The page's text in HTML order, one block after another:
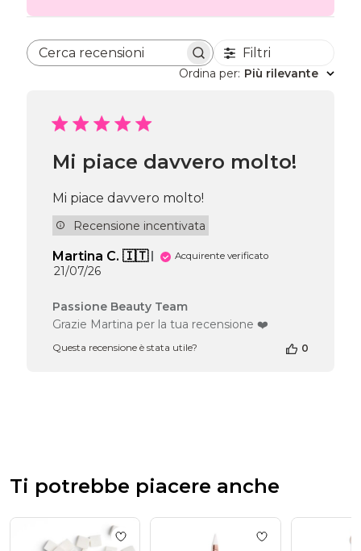
Cerca recensioni Filtri
Ordina per: Più rilevante
Mi piace davvero molto!
Mi piace davvero molto!
Recensione incentivata
Martina C. 🇮🇹 Acquirente verificato
Data
pubblicazione
21/07/26
Commenti
del
del
Tue
21
Passione Beauty Team
Grazie Martina per la tua recensione ❤️
Questa recensione è stata utile? 0
Ti potrebbe piacere anche
Add to wishlist Spugne per effetto
Add to wishlist